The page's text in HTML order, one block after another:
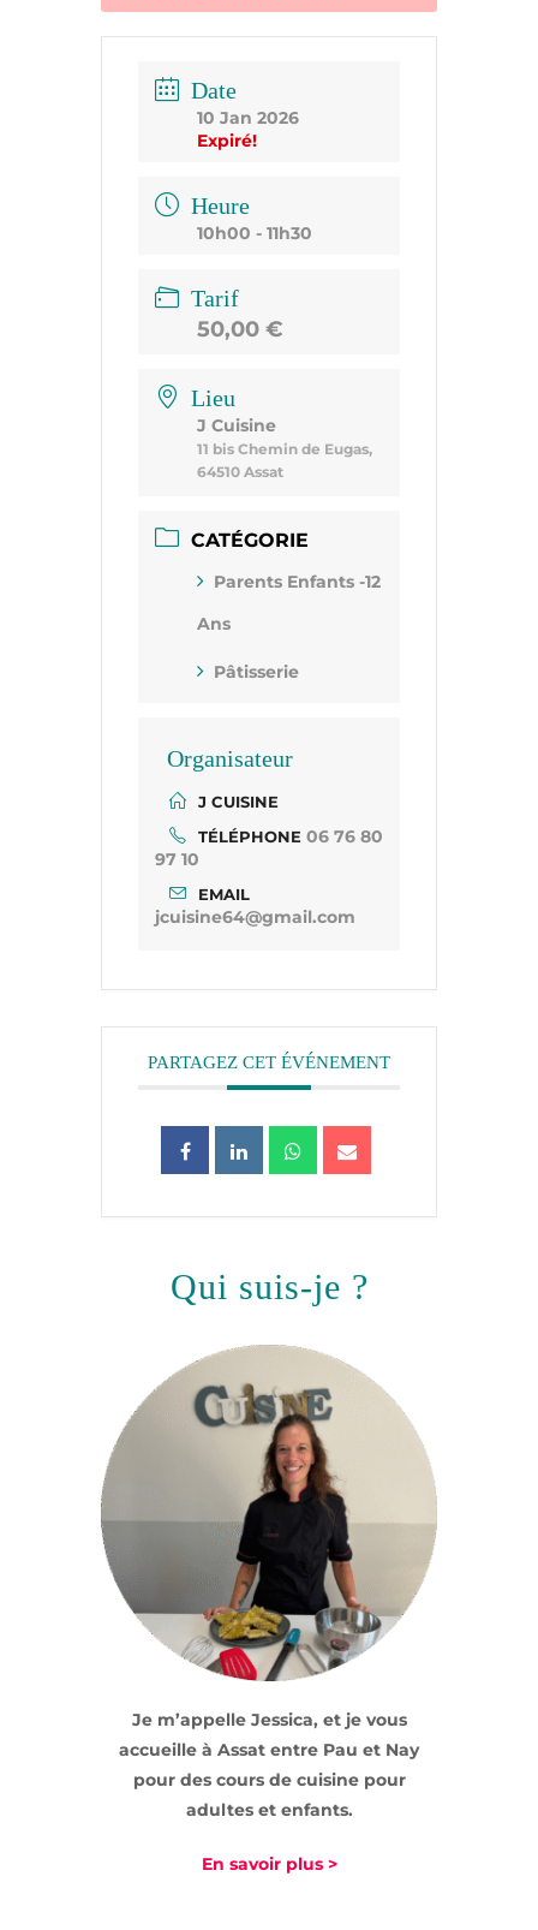
Date
10 Jan 2026
Expiré!
Heure
10h00 - 11h30
Tarif
50,00 €
Lieu
J Cuisine
11 bis Chemin de Eugas,
64510 Assat
CATÉGORIE
Parents Enfants -12
Ans
Pâtisserie
Organisateur
J CUISINE
TÉLÉPHONE 06 76 80
97 10
EMAIL
jcuisine64@gmail.com
PARTAGEZ CET ÉVÉNEMENT
qui suis-je ?
Je m’appelle Jessica, et je vous
accueille à Assat entre Pau et Nay
pour des cours de cuisine pour
adultes et enfants.
En savoir plus >